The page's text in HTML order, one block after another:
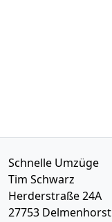
Schnelle Umzüge
Tim Schwarz
Herderstraße 24A
27753 Delmenhorst